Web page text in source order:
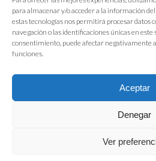
para almacenar y/o acceder a la información
estas tecnologías nos permitirá procesar datos
navegación o las identificaciones únicas en
consentimiento, puede afectar negativamente
funciones.
Aceptar
Denegar
Ver
FIAB Federación Española de